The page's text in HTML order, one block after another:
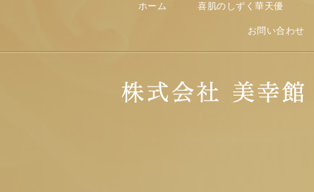
ホーム 喜肌のしずく華天優
お問い合わせ